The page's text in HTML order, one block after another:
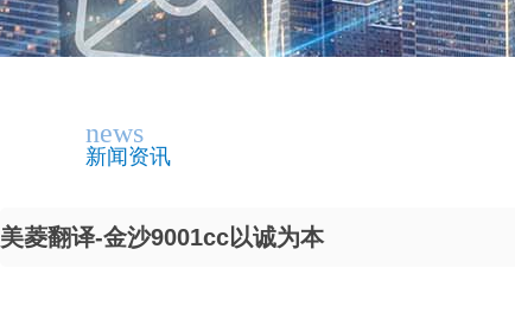
news
新闻资讯
美菱翻译-金沙9001cc以诚为本